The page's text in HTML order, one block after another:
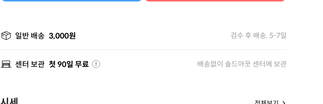
일반 배송 3,000원 검수 후 배송, 5-7일
센터 보관 첫 90일 무료 배송없이 솔드아웃 센터에 보관